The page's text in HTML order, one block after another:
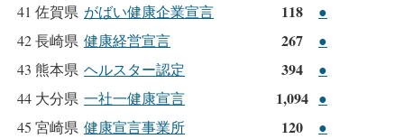
41 佐賀県 がばい健康企業宣言 118
●
42長崎県 健康経営宣言 267
●
43 熊本県 ヘルスター認定 394
●
44 大分県 一社一健康宣言 1,094 ●
45 宮崎県 健康宣言事業所 120 ●